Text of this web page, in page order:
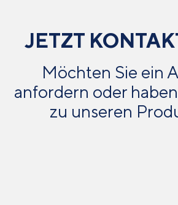
JETZT
Möchten Sie ein
anfordern oder
zu unseren